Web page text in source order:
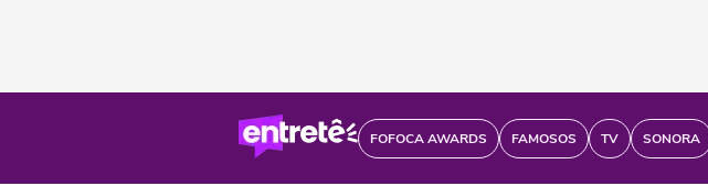
FOFOCA AWARDS FAMOSOS TV SONORA